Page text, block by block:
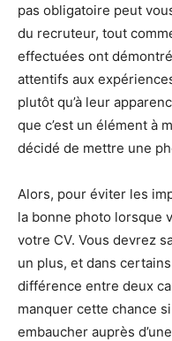
pas obligatoire peut
du recruteur, tout
effectuées ont
attentifs aux
plutôt qu’à leur
que c’est un élément à
décidé de mettre une
Alors, pour éviter les
la bonne photo lorsque
votre CV. Vous devrez
un plus, et dans
différence entre deux
manquer cette chance
embaucher auprès